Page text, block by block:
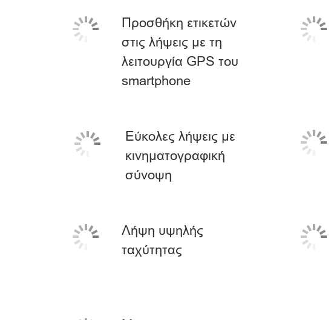
Προσθήκη ετικετών
στις λήψεις με τη
λειτουργία GPS του
smartphone
Εύκολες λήψεις με
κινηματογραφική
σύνοψη
Λήψη υψηλής
ταχύτητας